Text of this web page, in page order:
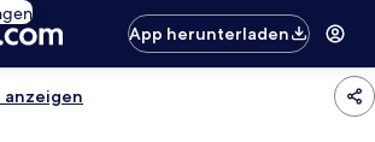
App herunterladen